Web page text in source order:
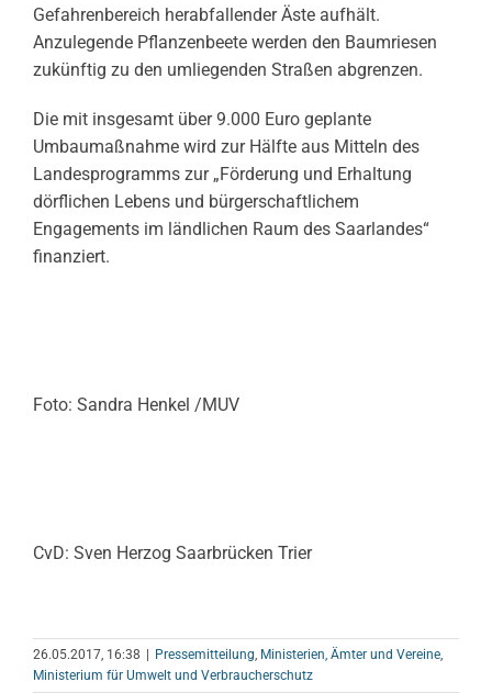
Gefahrenbereich herabfallender Äste aufhält.
Anzulegende Pflanzenbeete werden den Baumriesen
zukünftig zu den umliegenden Straßen abgrenzen.
Die mit insgesamt über 9.000 Euro geplante
Umbaumaßnahme wird zur Hälfte aus Mitteln des
Landesprogramms zur „Förderung und Erhaltung
dörflichen Lebens und bürgerschaftlichem
Engagements im ländlichen Raum des Saarlandes“
finanziert.
Foto: Sandra Henkel /MUV
CvD: Sven Herzog Saarbrücken Trier
26.05.2017, 16:38 Pressemitteilung, Ministerien, Ämter und Vereine,
Ministerium für Umwelt und Verbraucherschutz